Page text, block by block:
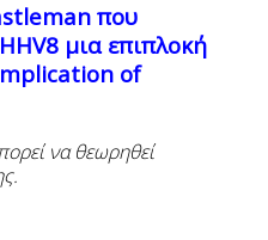
που
HHV8 μια επιπλοκή
of
να θεωρηθεί